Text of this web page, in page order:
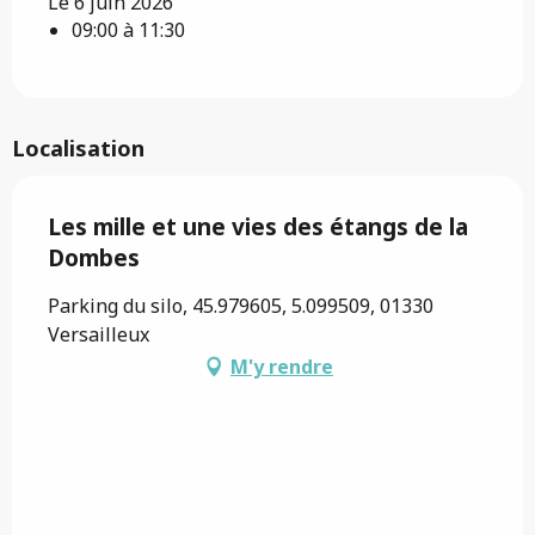
09:00 à 11:30
Localisation
Les mille et une vies des étangs de la
Dombes
Parking du silo, 45.979605, 5.099509, 01330
Versailleux
M'y rendre